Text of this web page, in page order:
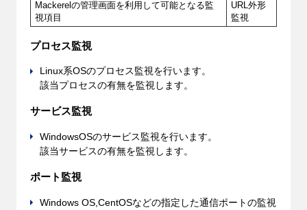
Mackerelの管理画面を利用して可能となる監
視項目
URL外形
監視
プロセス監視
Linux系OSのプロセス監視を行います。
該当プロセスの有無を監視します。
サービス監視
WindowsOSのサービス監視を行います。
該当サービスの有無を監視します。
ポート監視
Windows OS,CentOSなどの指定した通信ポートの監視